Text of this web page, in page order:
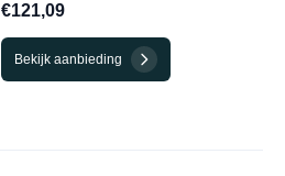
€121,09
Bekijk aanbieding